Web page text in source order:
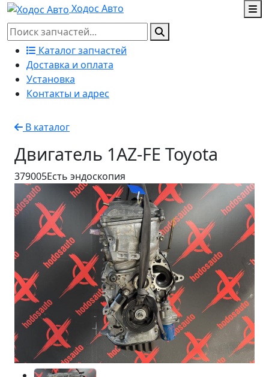
Ходос Авто
Каталог запчастей
Доставка и оплата
Установка
Контакты и адрес
В каталог
Двигатель 1AZ-FE Toyota
379005Есть эндоскопия